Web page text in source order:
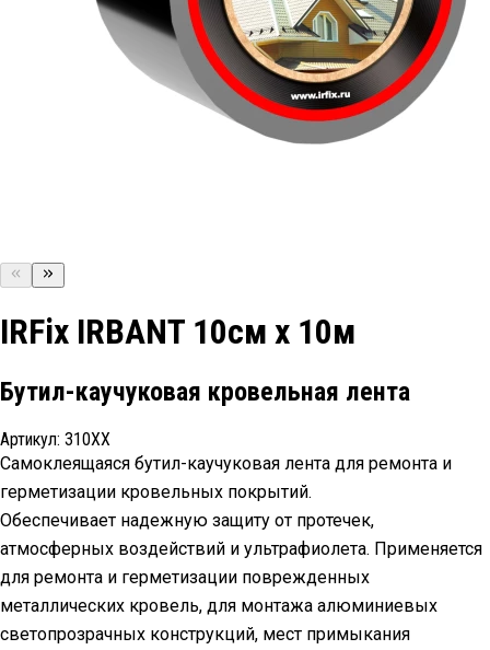
IRFix IRBANT 10см х 10м
Бутил-каучуковая кровельная лента
Артикул: 310ХХ
Самоклеящаяся бутил-каучуковая лента для ремонта и
герметизации кровельных покрытий.
Обеспечивает надежную защиту от протечек,
атмосферных воздействий и ультрафиолета. Применяется
для ремонта и герметизации поврежденных
металлических кровель, для монтажа алюминиевых
светопрозрачных конструкций, мест примыкания